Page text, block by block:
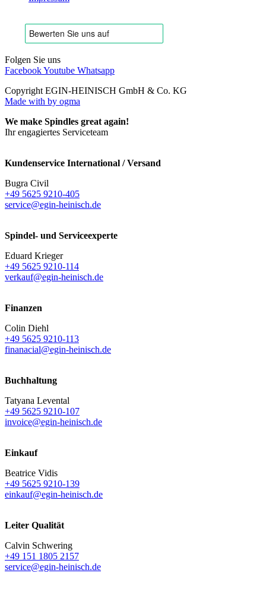
Folgen Sie uns
FacebookYoutube Whatsapp
Copyright EGIN-HEINISCH GmbH & Co. KG
Made with by ogma
We make Spindles great again!
Ihr engagiertes Serviceteam
Kundenservice International / Versand
Bugra Civil
+49 5625 9210-405
service@egin-heinisch.de
Spindel- und Serviceexperte
Eduard Krieger
+49 5625 9210-114
verkauf@egin-heinisch.de
Finanzen
Colin Diehl
+49 5625 9210-113
finanacial@egin-heinisch.de
Buchhaltung
Tatyana Levental
+49 5625 9210-107
invoice@egin-heinisch.de
Einkauf
Beatrice Vidis
+49 5625 9210-139
einkauf@egin-heinisch.de
Leiter Qualität
Calvin Schwering
+49 151 1805 2157
service@egin-heinisch.de